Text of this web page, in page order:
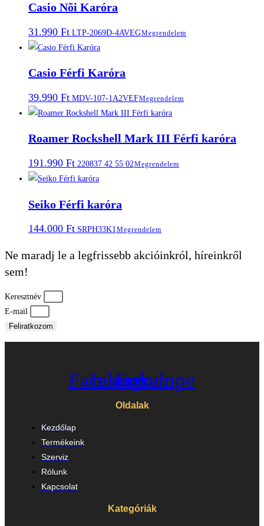
Casio Nõi Karóra
31.990 Ft LTP-2069D-4AVEGMegrendelem
Casio Férfi Karóra
39.990 Ft MDV-107-1A2VEFMegrendelem
Roamer Rockshell Mark III Férfi karóra
191.990 Ft 220837 42 55 02Megrendelem
Seiko Férfi karóra
144.000 Ft SRPH33K1Megrendelem
Ne maradj le a legfrissebb akcióinkról, híreinkről
sem!
Keresztnév
E-mail
Feliratkozom
Facebook
Instagram
Envelope
Oldalak
Kezdőlap
Termékeink
Szerviz
Rólunk
Kapcsolat
Kategóriák